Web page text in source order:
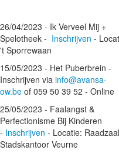
26/04/2023 - Ik Verveel Mij +
Spelotheek - Inschrijven -
't Sporrewaan
15/05/2023 - Het Puberbrein -
Inschrijven via info@avansa-
ow.be of 059 50 39 52 - Online
25/05/2023 - Faalangst &
Perfectionisme Bij Kinderen
- Inschrijven - Locatie: Raadzaal
Stadskantoor Veurne